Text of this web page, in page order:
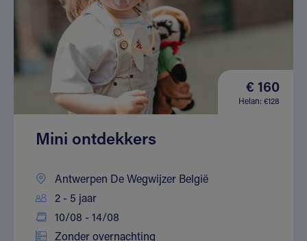
€ 160
Helan: €128
Mini ontdekkers
Antwerpen De Wegwijzer België
2 - 5 jaar
10/08 - 14/08
Zonder overnachting